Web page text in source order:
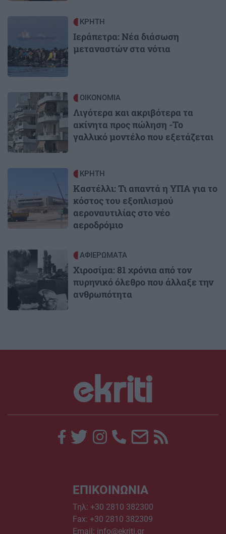
ΚΡΗΤΗ
Ιεράπετρα: Νέα διάσωση
μεταναστών στα νότια
Image ΟΙΚΟΝΟΜΙΑ
Λιγότερα και ακριβότερα τα
ακίνητα προς πώληση -Το
γαλλικό μοντέλο που εξετάζεται
ΚΡΗΤΗ
Καστέλλι: Τι απαντά η ΥΠΑ για το
κόστος του εξοπλισμού
αεροναυτιλίας στο νέο
αεροδρόμιο
Image ΑΦΙΕΡΩΜΑΤΑ
Χιροσίμα: 81 χρόνια από τον
πυρηνικό όλεθρο που άλλαξε την
ανθρωπότητα
ΕΠΙΚΟΙΝΩΝΙΑ
Τηλ: +30 2810 382300
Fax: +30 2810 382309
Email: info@ekriti.gr